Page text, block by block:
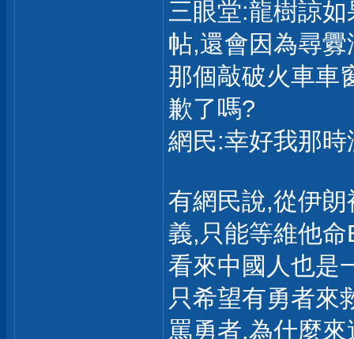
三眼堂:龍樹諒
帖,還會因為尋
那個敲破火車車
歉了嗎?
網民:幸好我那
有網民說,從伊
義,只能等維他命
看來中國人也是
只希望有勇者來
罵勇者,為什麼